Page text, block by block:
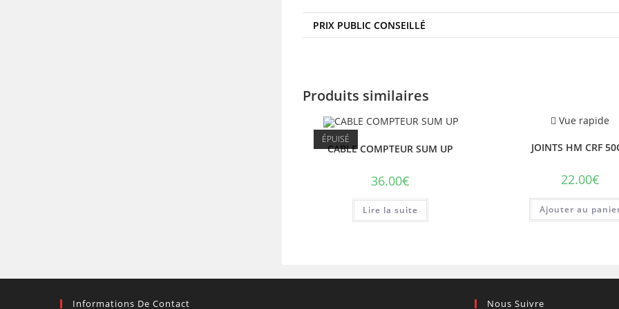
PRIX PUBLIC CONSEILLÉ
Produits similaires
ÉPUISÉ
CABLE COMPTEUR SUM UP
36.00€
Lire la suite
Vue rapide
JOINTS HM CRF
22.00€
Ajouter au
Informations De Contact Nous Suivre